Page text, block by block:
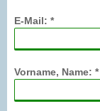
E-Mail: *
Vorname, Name: *